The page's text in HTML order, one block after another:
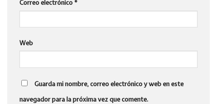
Correo electrónico *
Web
Guarda mi nombre, correo electrónico y web en este
navegador para la próxima vez que comente.